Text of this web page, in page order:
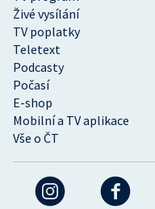
Živé vysílání
TV poplatky
Teletext
Podcasty
Počasí
E-shop
Mobilní a TV aplikace
Vše o ČT